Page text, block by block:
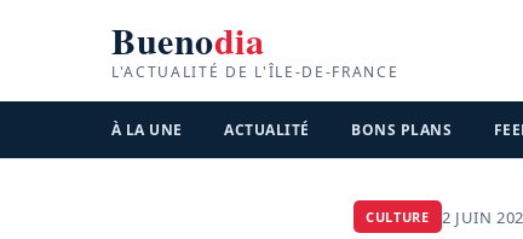
Buenodia
L'ACTUALITÉ DE L'ÎLE-DE-FRANCE
À LA UNE ACTUALITÉ BONS PLANS
CULTURE 2 JUIN